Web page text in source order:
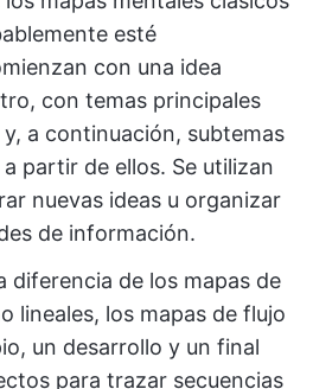
esté
con una idea
con temas principales
a continuación, subtemas
partir de ellos. Se utilizan
nuevas ideas u organizar
de información.
diferencia de los mapas de
lineales, los mapas de flujo
un desarrollo y un final
para trazar secuencias